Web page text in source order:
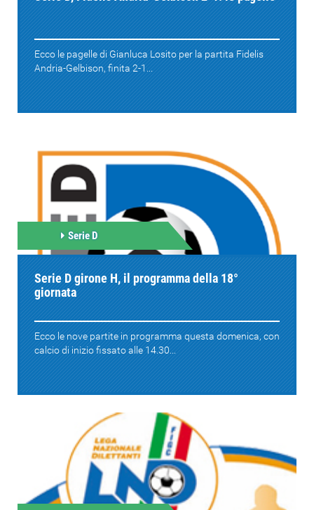
Ecco le pagelle di Gianluca Losito per la partita Fidelis
Andria-Gelbison, finita 2-1...
Serie D
Serie D girone H, il programma della 18°
giornata
Ecco le nove partite in programma questa domenica, con
calcio di inizio fissato alle 14.30...